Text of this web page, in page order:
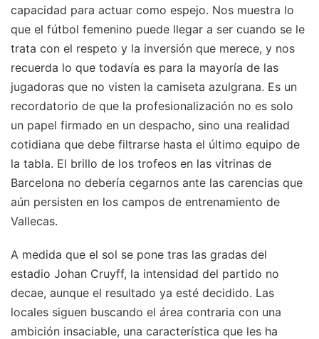
capacidad para actuar como espejo. Nos muestra lo
que el fútbol femenino puede llegar a ser cuando se le
trata con el respeto y la inversión que merece, y nos
recuerda lo que todavía es para la mayoría de las
jugadoras que no visten la camiseta azulgrana. Es un
recordatorio de que la profesionalización no es solo
un papel firmado en un despacho, sino una realidad
cotidiana que debe filtrarse hasta el último equipo de
la tabla. El brillo de los trofeos en las vitrinas de
Barcelona no debería cegarnos ante las carencias que
aún persisten en los campos de entrenamiento de
Vallecas.
A medida que el sol se pone tras las gradas del
estadio Johan Cruyff, la intensidad del partido no
decae, aunque el resultado ya esté decidido. Las
locales siguen buscando el área contraria con una
ambición insaciable, una característica que les ha